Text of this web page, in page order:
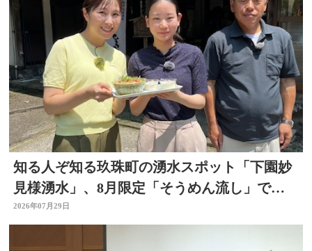
知る人ぞ知る玖珠町の湧水スポット「下園妙
見様湧水」、8月限定「そうめん流し」で涼
を求めて
2026年07月29日